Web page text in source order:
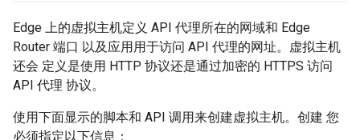
Edge 上的虚拟主机定义 API 代理所在的网域和 Edge
Router 端口 以及应用用于访问 API 代理的网址。虚拟主机
还会 定义是使用 HTTP 协议还是通过加密的 HTTPS 访问
API 代理 协议。
使用下面显示的脚本和 API 调用来创建虚拟主机。创建 您
必须指定以下信息：